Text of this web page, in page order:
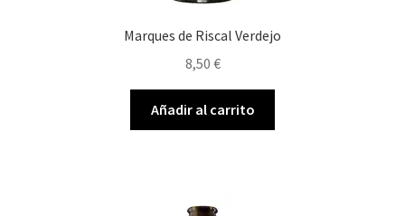
Marques de Riscal Verdejo
8,50 €
Añadir al carrito